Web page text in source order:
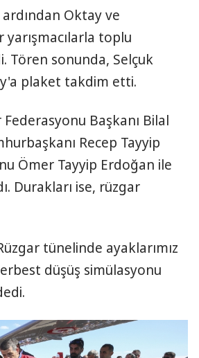
Oktay ve
toplu
Tören sonunda, Selçuk
plaket takdim etti.
Başkanı Bilal
Recep Tayyip
Ömer Tayyip Erdoğan ile
Durakları ise, rüzgar
tünelinde ayaklarımız
düşüş simülasyonu